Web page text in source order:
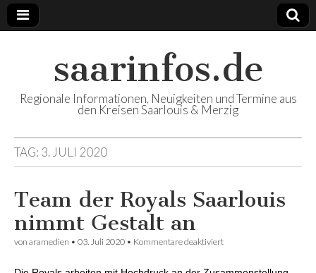
saarinfos.de
Regionale Informationen, Neuigkeiten und Termine aus
den Kreisen Saarlouis & Merzig
TAG: 3. JULI 2020
Team der Royals Saarlouis
nimmt Gestalt an
von aramedien • 03. Juli 2020 • Kommentare deaktiviert